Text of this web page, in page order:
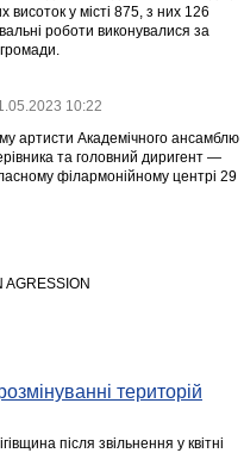
у місті 875, з них 126
роботи виконувалися за
громади.
10:22
артисти Академічного ансамблю
та головний диригент —
філармонійному центрі 29
територій
після звільнення у квітні